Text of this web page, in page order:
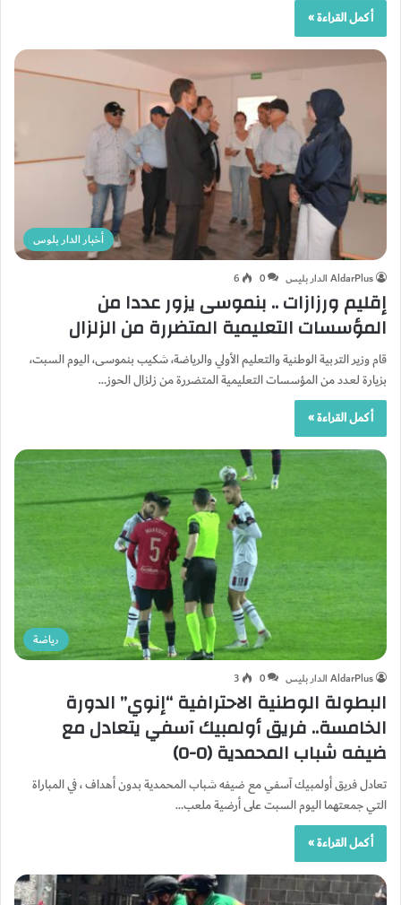
أكمل القراءة »
أخبار الدار بلوس
AldarPlus الدار بليس 0
6
إقليم ورزازات .. بنموسى يزور عددا من
المؤسسات التعليمية المتضررة من الزلزال
قام وزير التربية الوطنية والتعليم الأولي والرياضة، شكيب بنموسى، اليوم السبت،
بزيارة لعدد من المؤسسات التعليمية المتضررة من زلزال الحوز…
أكمل القراءة »
رياضة
AldarPlus الدار بليس 0
3
البطولة الوطنية الاحترافية “إنوي” الدورة
الخامسة.. فريق أولمبيك آسفي يتعادل مع
ضيفه شباب المحمدية (0-0)
تعادل فريق أولمبيك آسفي مع ضيفه شباب المحمدية بدون أهداف ، في المباراة
التي جمعتهما اليوم السبت على أرضية ملعب…
أكمل القراءة »